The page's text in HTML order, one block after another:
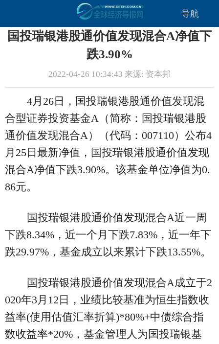
导航
国投瑞银港股通价值发现混合A净值下
跌3.90%
2022-04-26 10:34:43 来源: 资本邦
4月26日，国投瑞银港股通价值发现混
合型证券投资基金A（简称：国投瑞银港股
通价值发现混合A）（代码：007110）公布4
月25日最新净值，国投瑞银港股通价值发现
混合A净值下跌3.90%。该基金单位净值为0.
86元。
国投瑞银港股通价值发现混合A近一周
下跌8.34%，近一个月下跌7.83%，近一年下
跌29.97%，基金成立以来累计下跌13.55%。
国投瑞银港股通价值发现混合A成立于2
020年3月12日，业绩比较基准为恒生指数收
益率(使用估值汇率折算)*80%+中债综合指
数收益率*20%，基金管理人为国投瑞银基